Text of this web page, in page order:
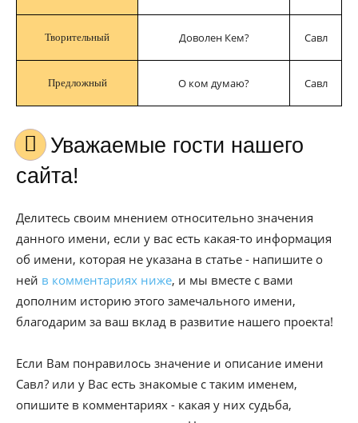
Творительный Доволен Кем? Савл
Предложный О ком думаю? Савл
Уважаемые гости нашего
сайта!
Делитесь своим мнением относительно значения
данного имени, если у вас есть какая-то информация
об имени, которая не указана в статье - напишите о
ней в комментариях ниже, и мы вместе с вами
дополним историю этого замечального имени,
благодарим за ваш вклад в развитие нашего проекта!
Если Вам понравилось значение и описание имени
Савл? или у Вас есть знакомые с таким именем,
опишите в комментариях - какая у них судьба,